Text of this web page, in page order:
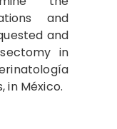
and
and
in
in México.